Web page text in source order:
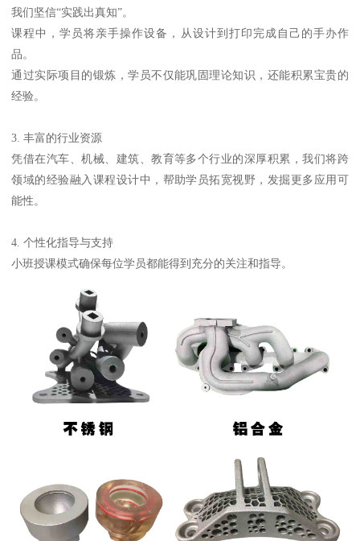
我们坚信“实践出真知”。
课程中，学员将亲手操作设备，从设计到打印完成自己的手办作
品。
通过实际项目的锻炼，学员不仅能巩固理论知识，还能积累宝贵的
经验。
3. 丰富的行业资源
凭借在汽车、机械、建筑、教育等多个行业的深厚积累，我们将跨
领域的经验融入课程设计中，帮助学员拓宽视野，发掘更多应用可
能性。
4. 个性化指导与支持
小班授课模式确保每位学员都能得到充分的关注和指导。